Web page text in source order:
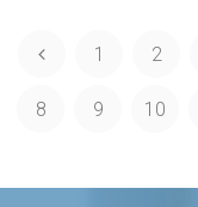
1 2
8 9 10